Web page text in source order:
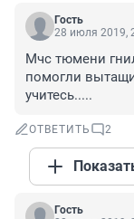
Гость
28 июля 2019,
Мчс тюмени
помогли
учитесь.....
ОТВЕТИТЬ 2
Гость